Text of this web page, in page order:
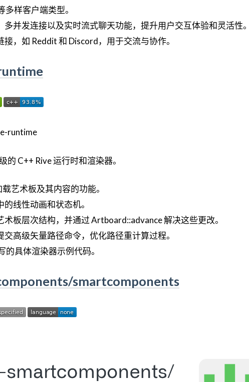
多样客户端类型。
多并发连接以及实时流式聊天功能，提升用户交互体验和灵活性
，如 Reddit 和 Discord，用于交流与协作。
C++ Rive 运行时和渲染器。
艺术板及其内容的功能。
线性动画和状态机。
术板层次结构，并通过 Artboard::advance 解决这些更改。
高级矢量路径命令，优化路径重计算过程。
的具体渲染器示例代码。
smartcomponents